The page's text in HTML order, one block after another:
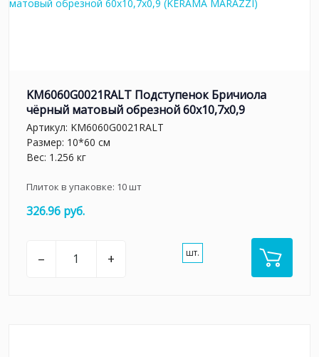
KM6060G0021RALT Подступенок Бричиола
чёрный матовый обрезной 60x10,7x0,9
Артикул: KM6060G0021RALT
Размер: 10*60 см
Вес: 1.256 кг
Плиток в упаковке: 10шт
326.96 руб.
– + шт.